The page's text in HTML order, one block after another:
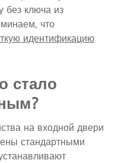
без ключа из
что
идентификацию
стало
на входной двери
стандартными